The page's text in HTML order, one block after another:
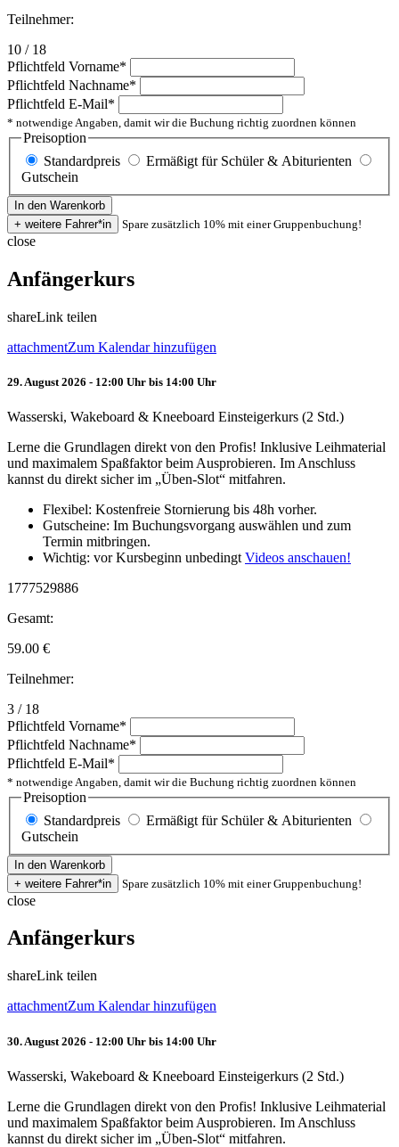
Teilnehmer:
10 / 18
Pflichtfeld Vorname*
Pflichtfeld Nachname*
Pflichtfeld E-Mail*
* notwendige Angaben, damit wir die Buchung richtig zuordnen können
Preisoption
Standardpreis
Ermäßigt für Schüler & Abiturienten
Gutschein
Spare zusätzlich 10% mit einer Gruppenbuchung!
close
Anfängerkurs
shareLink teilen
attachmentZum Kalendar hinzufügen
29. August 2026 - 12:00 Uhr bis 14:00 Uhr
Wasserski, Wakeboard & Kneeboard Einsteigerkurs (2 Std.)
Lerne die Grundlagen direkt von den Profis! Inklusive Leihmaterial
und maximalem Spaßfaktor beim Ausprobieren. Im Anschluss
kannst du direkt sicher im „Üben-Slot“ mitfahren.
Flexibel: Kostenfreie Stornierung bis 48h vorher.
Gutscheine: Im Buchungsvorgang auswählen und zum
Termin mitbringen.
Wichtig: vor Kursbeginn unbedingt Videos anschauen!
1777529886
Gesamt:
59.00 €
Teilnehmer:
3 / 18
Pflichtfeld Vorname*
Pflichtfeld Nachname*
Pflichtfeld E-Mail*
* notwendige Angaben, damit wir die Buchung richtig zuordnen können
Preisoption
Standardpreis
Ermäßigt für Schüler & Abiturienten
Gutschein
Spare zusätzlich 10% mit einer Gruppenbuchung!
close
Anfängerkurs
shareLink teilen
attachmentZum Kalendar hinzufügen
30. August 2026 - 12:00 Uhr bis 14:00 Uhr
Wasserski, Wakeboard & Kneeboard Einsteigerkurs (2 Std.)
Lerne die Grundlagen direkt von den Profis! Inklusive Leihmaterial
und maximalem Spaßfaktor beim Ausprobieren. Im Anschluss
kannst du direkt sicher im „Üben-Slot“ mitfahren.